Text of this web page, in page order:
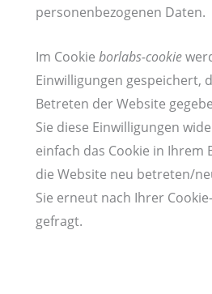
personenbezogenen Daten.
Im Cookie borlabs-cookie
Einwilligungen gespeichert,
Betreten der Website
Sie diese Einwilligungen
einfach das Cookie in Ihrem
die Website neu betreten/
Sie erneut nach Ihrer
gefragt.